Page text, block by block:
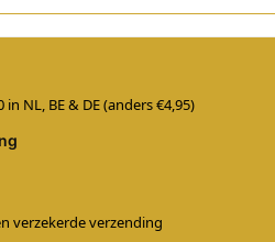
NL, BE & DE (anders €4,95)
verzekerde verzending